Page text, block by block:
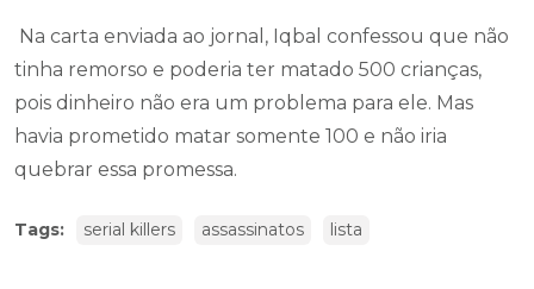
Na carta enviada ao jornal, Iqbal confessou que não
tinha remorso e poderia ter matado 500 crianças,
pois dinheiro não era um problema para ele. Mas
havia prometido matar somente 100 e não iria
quebrar essa promessa.
Tags: serial killers assassinatos lista